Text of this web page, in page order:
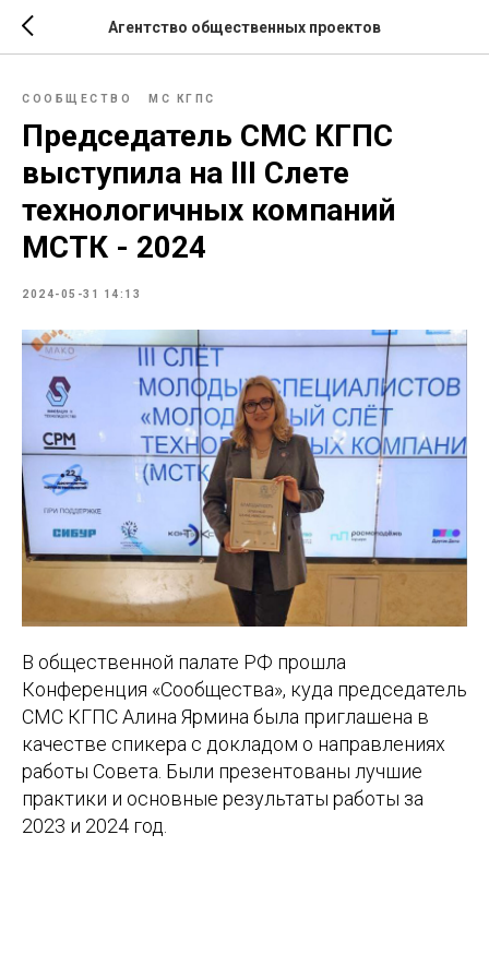
Агентство общественных проектов
СООБЩЕСТВО МС КГПС
Председатель СМС КГПС
выступила на III Слете
технологичных компаний
МСТК - 2024
2024-05-31 14:13
В общественной палате РФ прошла
Конференция «Сообщества», куда председатель
СМС КГПС Алина Ярмина была приглашена в
качестве спикера с докладом о направлениях
работы Совета. Были презентованы лучшие
практики и основные результаты работы за
2023 и 2024 год.